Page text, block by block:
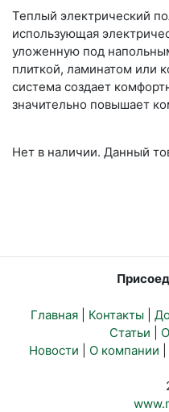
Теплый электрический
использующая
уложенную под
плиткой, ламинатом или
система создает
значительно повышает
Нет в наличии. Данный
Главная Контакты
Статьи
Новости
О компании